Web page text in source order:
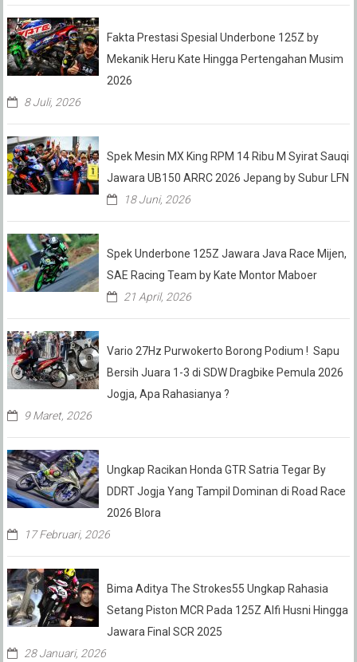
Fakta Prestasi Spesial Underbone 125Z by
Mekanik Heru Kate Hingga Pertengahan Musim
2026
8 Juli, 2026
Spek Mesin MX King RPM 14 Ribu M Syirat Sauqi
Jawara UB150 ARRC 2026 Jepang by Subur LFN
18 Juni, 2026
Spek Underbone 125Z Jawara Java Race Mijen,
SAE Racing Team by Kate Montor Maboer
21 April, 2026
Vario 27Hz Purwokerto Borong Podium ! Sapu
Bersih Juara 1-3 di SDW Dragbike Pemula 2026
Jogja, Apa Rahasianya ?
9 Maret, 2026
Ungkap Racikan Honda GTR Satria Tegar By
DDRT Jogja Yang Tampil Dominan di Road Race
2026 Blora
17 Februari, 2026
Bima Aditya The Strokes55 Ungkap Rahasia
Setang Piston MCR Pada 125Z Alfi Husni Hingga
Jawara Final SCR 2025
28 Januari, 2026